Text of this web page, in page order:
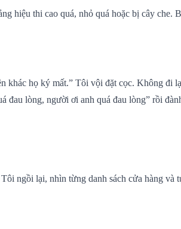
hiệu thi cao quá, nhỏ quá hoặc bị cây che.
họ ký mất.” Tôi vội đặt cọc. Không đi
đau lòng, người ơi anh quá đau lòng” rồi
ngồi lại, nhìn từng danh sách cửa hàng và